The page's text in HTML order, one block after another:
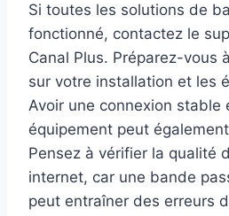
Si toutes les solutions de
fonctionné, contactez le
Canal Plus. Préparez-vous
sur votre installation et les
Avoir une connexion stable
équipement peut
Pensez à vérifier la qualité
internet, car une bande
peut entraîner des erreurs